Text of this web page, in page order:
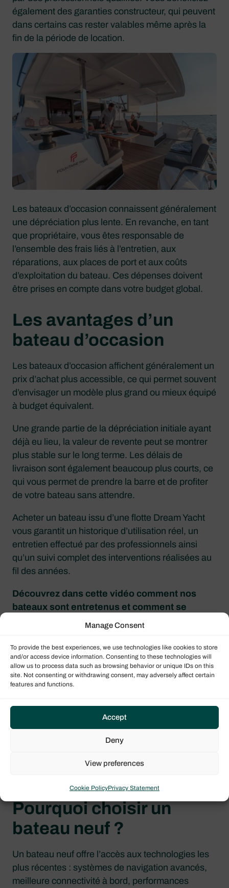
Manage Consent
To provide the best experiences, we use technologies like cookies to store
and/or access device information. Consenting to these technologies will
allow us to process data such as browsing behavior or unique IDs on this
site. Not consenting or withdrawing consent, may adversely affect certain
features and functions.
Accept
Deny
View preferences
Cookie PolicyPrivacy Statement
également des garanties constructeur, qui peuvent
dans certains cas rester valables même après la
fin de la période de location.
Les bateaux d’occasion connaissent généralement
une dépréciation plus lente. En revanche, en tant
que propriétaire, vous êtes responsable de
l’ensemble des frais liés à l’entretien, aux
réparations, aux places de port et aux coûts
d’exploitation du bateau. Ces dépenses doivent
être prises en compte dans votre budget global.
Les avantages d’un
bateau d’occasion
Les bateaux d’occasion affichent généralement un
prix d’achat plus accessible, ce qui permet souvent
d’envisager un modèle plus grand ou mieux équipé
à budget équivalent.
Une grande partie de la dépréciation initiale ayant
déjà eu lieu, la valeur de revente peut se montrer
plus stable sur le long terme. Les délais de
livraison sont également beaucoup plus courts, ce
qui vous permet de prendre la barre et de profiter
de votre bateau sans attendre.
Acheter un bateau issu d’une flotte Dream Yacht
vous garantit un historique d’utilisation réel, un
entretien effectué par des professionnels ainsi
qu’un suivi complet des interventions réalisées au
fil des années.
Découvrez dans cette vidéo comment nos
bateaux sont entretenus et comment se
déroule leur sortie de flotte :
Pourquoi choisir un
bateau neuf ?
Un bateau neuf offre l’accès aux technologies les
plus récentes : systèmes de navigation avancés,
meilleure connectivité à bord, performances